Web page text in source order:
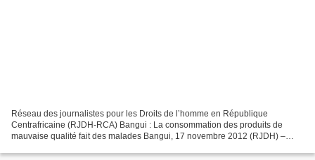
Réseau des journalistes pour les Droits de l’homme en République
Centrafricaine (RJDH-RCA) Bangui : La consommation des produits de
mauvaise qualité fait des malades Bangui, 17 novembre 2012 (RJDH) –